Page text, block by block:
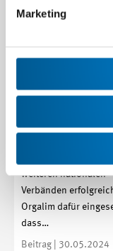
Marketing
per sofort in
Form möglich!
weiteren nationalen
Verbänden
Orgalim dafür
dass…
Beitrag | 30.05.2024